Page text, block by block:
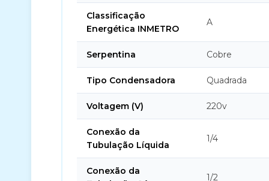
Classificação
Energética INMETRO
A
Serpentina Cobre
Tipo Condensadora Quadrada
Voltagem (V) 220v
Conexão da
Tubulação Líquida
1/4
Conexão da
1/2